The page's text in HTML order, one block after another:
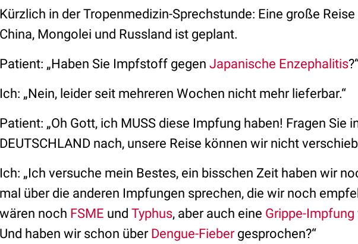
Kürzlich in der Tropenmedizin-Sprechstunde: Eine große
China, Mongolei und Russland ist geplant.
Patient: „Haben Sie Impfstoff gegen Japanische Enzephalitis
Ich: „Nein, leider seit mehreren Wochen nicht mehr lieferbar.“
Patient: „Oh Gott, ich MUSS diese Impfung haben! Fragen Sie
DEUTSCHLAND nach, unsere Reise können wir nicht
Ich: „Ich versuche mein Bestes, ein bisschen Zeit haben wir
mal über die anderen Impfungen sprechen, die wir noch
wären noch FSME und Typhus, aber auch eine Grippe-Impfung
Und haben wir schon über Dengue-Fiebergesprochen?“